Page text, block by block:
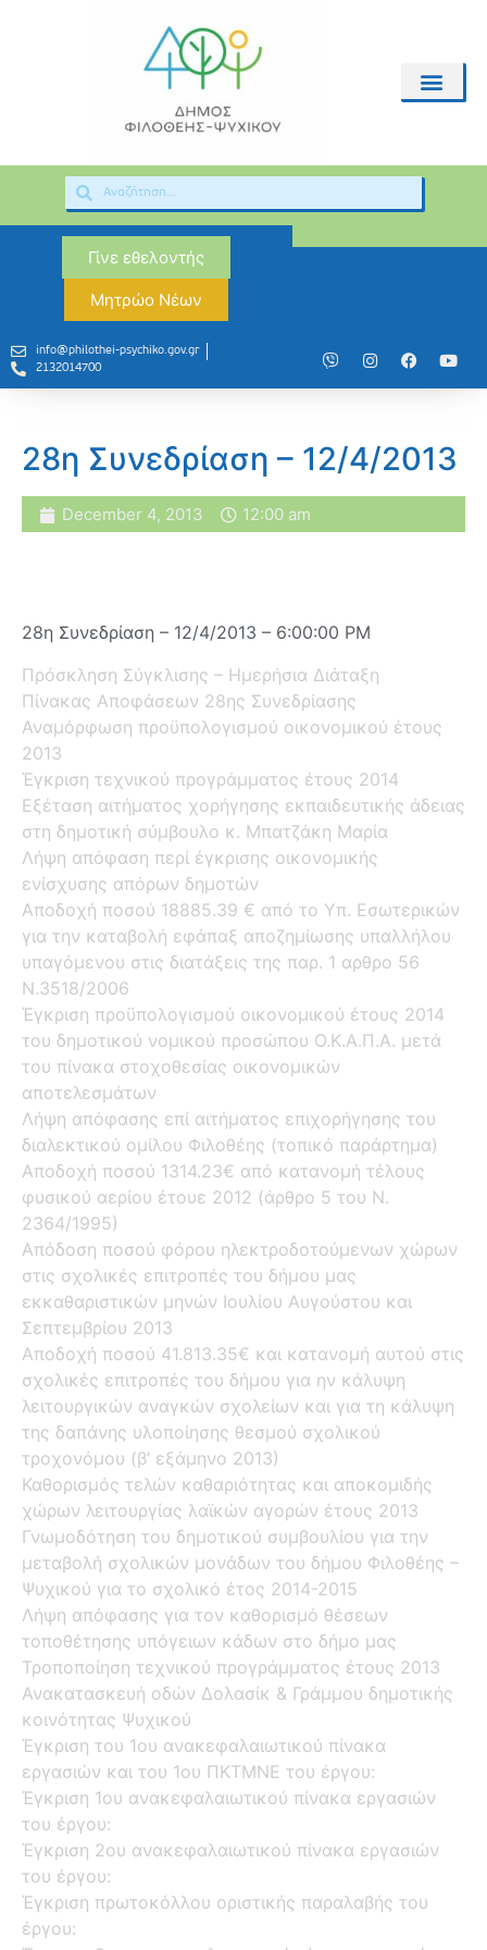
Γίνε εθελοντής
Μητρώο Νέων
info@philothei-psychiko.gov.gr
2132014700
28η Συνεδρίαση – 12/4/2013
December 4, 2013 12:00 am
28η Συνεδρίαση – 12/4/2013 – 6:00:00 PM
Πρόσκληση Σύγκλισης – Ημερήσια Διάταξη
Πίνακας Αποφάσεων 28ης Συνεδρίασης
Αναμόρφωση προϋπολογισμού οικονομικού έτους
2013
Έγκριση τεχνικού προγράμματος έτους 2014
Εξέταση αιτήματος χορήγησης εκπαιδευτικής άδειας
στη δημοτική σύμβουλο κ. Μπατζάκη Μαρία
Λήψη απόφαση περί έγκρισης οικονομικής
ενίσχυσης απόρων δημοτών
Αποδοχή ποσού 18885.39 € από το Υπ. Εσωτερικών
για την καταβολή εφάπαξ αποζημίωσης υπαλλήλου
υπαγόμενου στις διατάξεις της παρ. 1 αρθρο 56
Ν.3518/2006
Έγκριση προϋπολογισμού οικονομικού έτους 2014
του δημοτικού νομικού προσώπου Ο.Κ.Α.Π.Α. μετά
του πίνακα στοχοθεσίας οικονομικών
αποτελεσμάτων
Λήψη απόφασης επί αιτήματος επιχορήγησης του
διαλεκτικού ομίλου Φιλοθέης (τοπικό παράρτημα)
Αποδοχή ποσού 1314.23€ από κατανομή τέλους
φυσικού αερίου έτουε 2012 (άρθρο 5 του Ν.
2364/1995)
Απόδοση ποσού φόρου ηλεκτροδοτούμενων χώρων
στις σχολικές επιτροπές του δήμου μας
εκκαθαριστικών μηνών Ιουλίου Αυγούστου και
Σεπτεμβρίου 2013
Αποδοχή ποσού 41.813.35€ και κατανομή αυτού στις
σχολικές επιτροπές του δήμου για ην κάλυψη
λειτουργικών αναγκών σχολείων και για τη κάλυψη
της δαπάνης υλοποίησης θεσμού σχολικού
τροχονόμου (β’ εξάμηνο 2013)
Καθορισμός τελών καθαριότητας και αποκομιδής
χώρων λειτουργίας λαϊκών αγορών έτους 2013
Γνωμοδότηση του δημοτικού συμβουλίου για την
μεταβολή σχολικών μονάδων του δήμου Φιλοθέης –
Ψυχικού για το σχολικό έτος 2014-2015
Λήψη απόφασης για τον καθορισμό θέσεων
τοποθέτησης υπόγειων κάδων στο δήμο μας
Τροποποίηση τεχνικού προγράμματος έτους 2013
Ανακατασκευή οδών Δολασίκ & Γράμμου δημοτικής
κοινότητας Ψυχικού
Έγκριση του 1ου ανακεφαλαιωτικού πίνακα
εργασιών και του 1ου ΠΚΤΜΝΕ του έργου:
Έγκριση 1ου ανακεφαλαιωτικού πίνακα εργασιών
του έργου:
Έγκριση 2ου ανακεφαλαιωτικού πίνακα εργασιών
του έργου:
Έγκριση πρωτοκόλλου οριστικής παραλαβής του
έργου: